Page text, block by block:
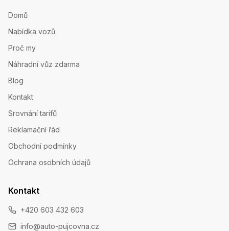
Domů
Nabídka vozů
Proč my
Náhradní vůz zdarma
Blog
Kontakt
Srovnání tarifů
Reklamační řád
Obchodní podmínky
Ochrana osobních údajů
Kontakt
+420 603 432 603
info@auto-pujcovna.cz